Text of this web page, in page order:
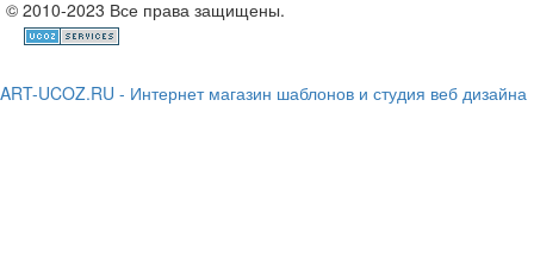
© 2010-2023 Все права защищены.
ART-UCOZ.RU - Интернет магазин шаблонов и студия веб дизайна